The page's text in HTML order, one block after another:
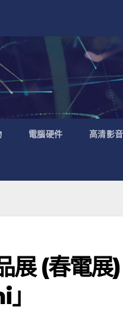
電腦硬件 高清影音
展 (春電展